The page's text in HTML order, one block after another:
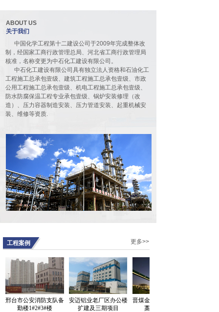
4月8日，公司四届五次股东代表大会
在河北宾馆豪廷会议厅隆重召开。90
余名代表......
公司召开四届四次股东代表大会
10854
5月27日，公司四届四次股东代表大
会在河北宾馆豪廷会议厅隆重召开。
90余名代......
及验收规范》发布实施
10185
根据工业和信息化部第三批行业标准
制修订计划的安排，由中石化工建设
有限公司联合......
德国总理视察我公司承建的伟巴斯特
武汉新工厂
13169
2019年9月7日，德国总理默克尔携德
我公司......
上半年工作，安排下半年工作。公司
工会委员......
ABOUT US
关于我们
中国化学工程第十二建设公司于2009年完成整体改
制，经国家工商行政管理总局、河北省工商行政管理局
核准，名称变更为中石化工建设有限公司。
中石化工建设有限公司具有独立法人资格和石油化工
工程施工总承包壹级、建筑工程施工总承包壹级、市政
公用工程施工总承包壹级、机电工程施工总承包壹级、
防水防腐保温工程专业承包壹级、锅炉安装修理（改
造）、压力容器制造安装、压力管道安装、起重机械安
装、维修等资质.
更多>>
工程案例
邢台市公安消防支队备
勤楼1#2#3#楼
安迈铝业老厂区办公楼
扩建及三期项目
晋煤金石化肥有限公司
藁城园区工程